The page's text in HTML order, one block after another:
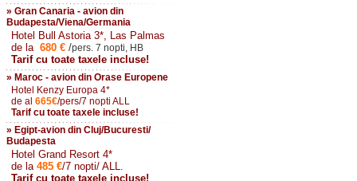
» Gran Canaria - avion din
Budapesta/Viena/Germania
Hotel Bull Astoria 3*, Las Palmas
de la 680 € /pers. 7 nopti, HB
Tarif cu toate taxele incluse!
» Maroc - avion din Orase Europene
Hotel Kenzy Europa 4*
de al 665€/pers/7 nopti ALL
Tarif cu toate taxele incluse!
» Egipt-avion din Cluj/Bucuresti/
Budapesta
Hotel Grand Resort 4*
de la485 €/7 nopti/ ALL.
Tarif cu toate taxele incluse!